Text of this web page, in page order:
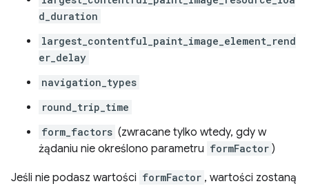
d_duration
largest_contentful_paint_image_element_rend
er_delay
navigation_types
round_trip_time
form_factors (zwracane tylko wtedy, gdy w
żądaniu nie określono parametru formFactor )
Jeśli nie podasz wartości formFactor , wartości zostaną